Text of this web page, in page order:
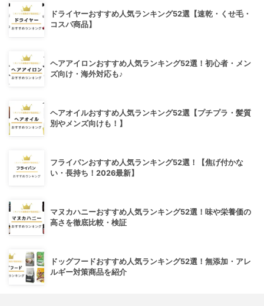
ドライヤーおすすめ人気ランキング52選【速乾・くせ毛・
コスパ商品】
ヘアアイロンおすすめ人気ランキング52選！初心者・メン
ズ向け・海外対応も♪
ヘアオイルおすすめ人気ランキング52選【プチプラ・髪質
別やメンズ向けも！】
フライパンおすすめ人気ランキング52選！【焦げ付かな
い・長持ち！2026最新】
マヌカハニーおすすめ人気ランキング52選！味や栄養価の
高さを徹底比較・検証
ドッグフードおすすめ人気ランキング52選！無添加・アレ
ルギー対策商品を紹介